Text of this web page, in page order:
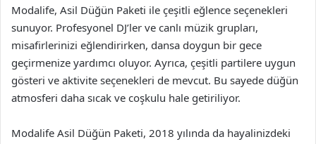
Modalife, Asil Düğün Paketi ile çeşitli eğlence seçenekleri
sunuyor. Profesyonel DJ’ler ve canlı müzik grupları,
misafirlerinizi eğlendirirken, dansa doygun bir gece
geçirmenize yardımcı oluyor. Ayrıca, çeşitli partilere uygun
gösteri ve aktivite seçenekleri de mevcut. Bu sayede düğün
atmosferi daha sıcak ve coşkulu hale getiriliyor.
Modalife Asil Düğün Paketi, 2018 yılında da hayalinizdeki